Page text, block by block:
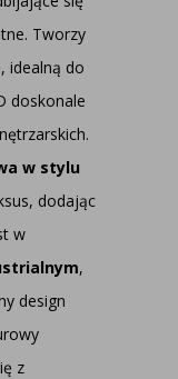
Tworzy
idealną do
doskonale
w stylu
dodając
w
,
design
z